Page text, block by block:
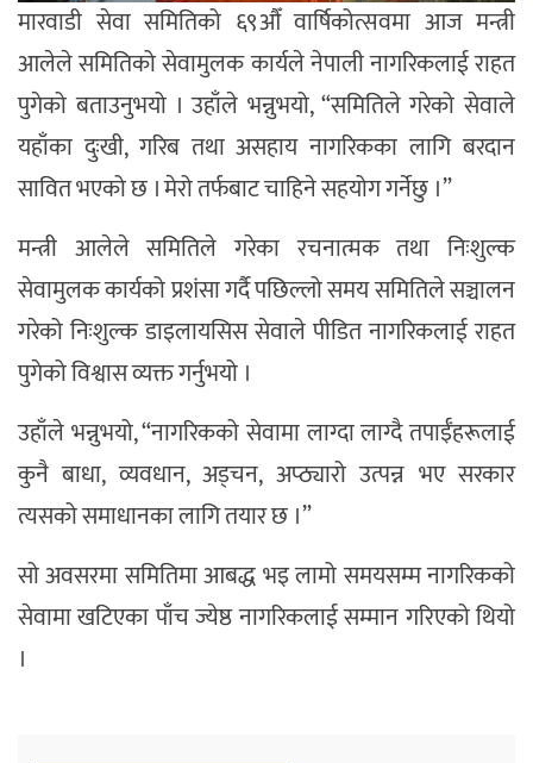
मारवाडी सेवा समितिको ६९औँ वार्षिकोत्सवमा आज मन्त्री
आलेले समितिको सेवामुलक कार्यले नेपाली नागरिकलाई राहत
पुगेको बताउनुभयो । उहाँले भन्नुभयो, “समितिले गरेको सेवाले
यहाँका दुःखी, गरिब तथा असहाय नागरिकका लागि बरदान
सावित भएको छ । मेरो तर्फबाट चाहिने सहयोग गर्नेछु ।”
मन्त्री आलेले समितिले गरेका रचनात्मक तथा निःशुल्क
सेवामुलक कार्यको प्रशंसा गर्दै पछिल्लो समय समितिले सञ्चालन
गरेको निःशुल्क डाइलायसिस सेवाले पीडित नागरिकलाई राहत
पुगेको विश्वास व्यक्त गर्नुभयो ।
उहाँले भन्नुभयो, “नागरिकको सेवामा लाग्दा लाग्दै तपाईँहरूलाई
कुनै बाधा, व्यवधान, अड्चन, अप्ठ्यारो उत्पन्न भए सरकार
त्यसको समाधानका लागि तयार छ ।”
सो अवसरमा समितिमा आबद्ध भइ लामो समयसम्म नागरिकको
सेवामा खटिएका पाँच ज्येष्ठ नागरिकलाई सम्मान गरिएको थियो
।